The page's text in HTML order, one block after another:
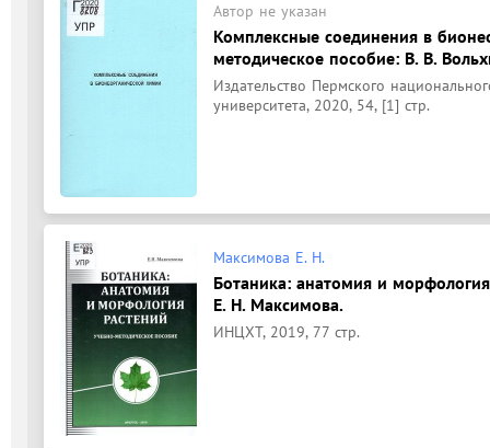
Автор не указан
Комплексные соединения в
методическое пособие: В. В.
Издательство Пермского
университета, 2020, 54, [1] стр.
Максимова Е. Н.
Ботаника: анатомия и
Е. Н. Максимова.
ИНЦХТ, 2019, 77 стр.